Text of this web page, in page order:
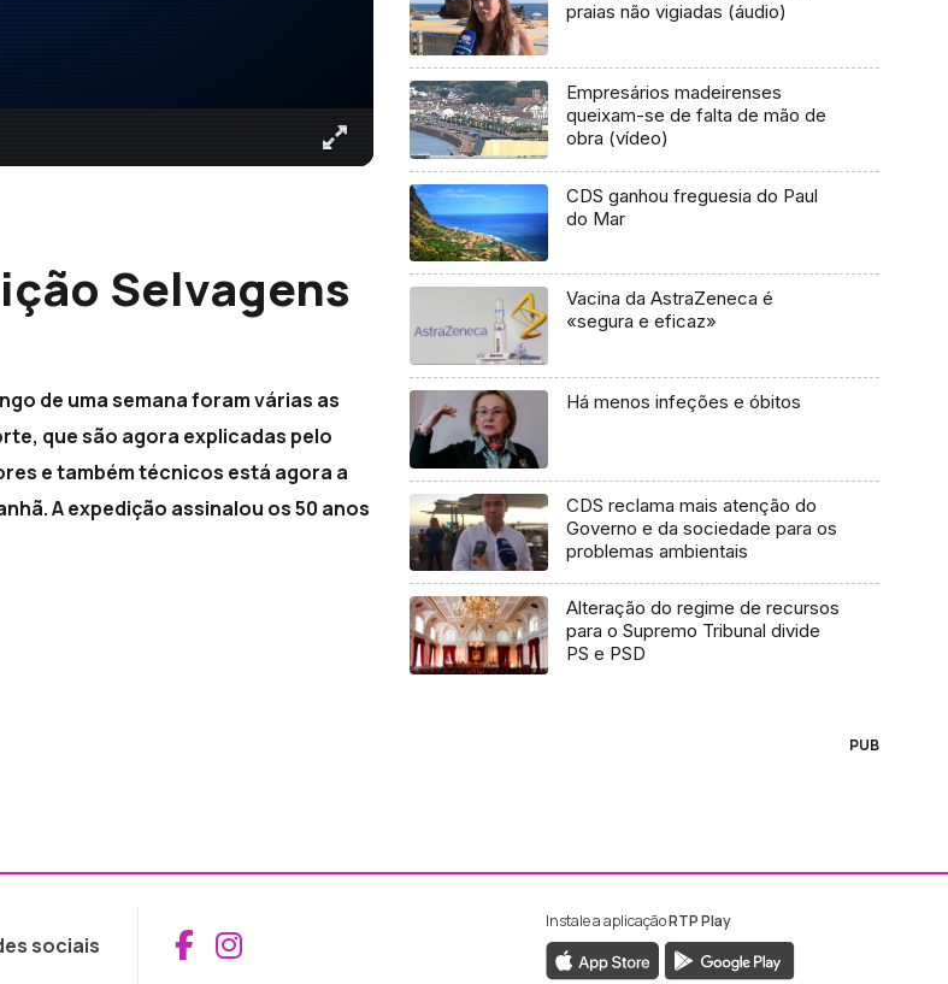
Selvagens
de uma semana foram várias as
que são agora explicadas pelo
e também técnicos está agora a
A expedição assinalou os 50 anos
praias não vigiadas (áudio)
Empresários madeirenses
queixam-se de falta de mão de
obra (vídeo)
CDS ganhou freguesia do Paul
do Mar
Vacina da AstraZeneca é
«segura e eficaz»
Há menos infeções e óbitos
CDS reclama mais atenção do
Governo e da sociedade para os
problemas ambientais
Alteração do regime de recursos
para o Supremo Tribunal divide
PS e PSD
PUB
sociais Aceder ao Facebook da RTP Madeira
Aceder ao Instagram da RTP Madeira
Instale a aplicaçãoRTP Play